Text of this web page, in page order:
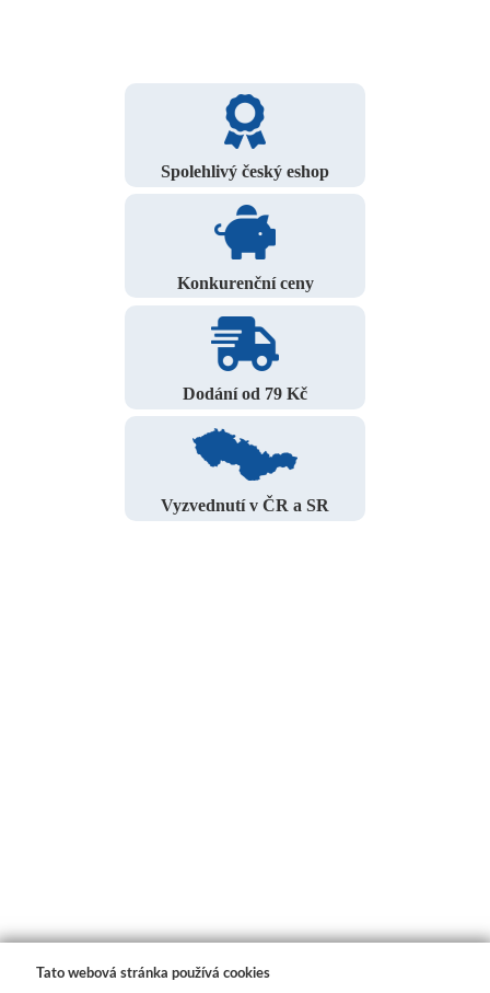
Spolehlivý český eshop
Konkurenční ceny
Dodání od 79 Kč
Vyzvednutí v ČR a SR
Tato webová stránka používá cookies